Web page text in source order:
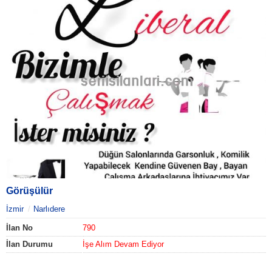
Görüşülür
İzmir Narlıdere
İlan No
790
İlan Durumu
İşe Alım Devam Ediyor